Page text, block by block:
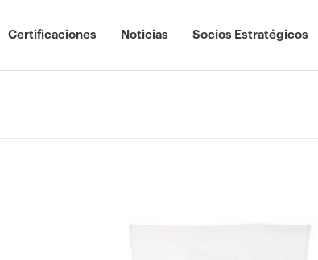
Certificaciones Noticias Socios Estratégicos